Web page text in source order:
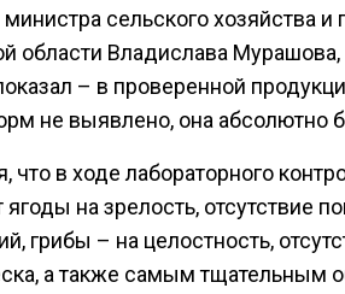
сельского хозяйства и
области Владислава Мурашова,
– в проверенной
не выявлено, она абсолютно
что в ходе лабораторного
на зрелость, отсутствие
грибы – на целостность,
а также самым тщательным